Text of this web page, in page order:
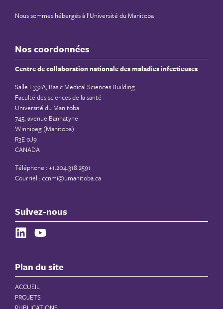
Nous sommes hébergés à l’Université du Manitoba
Nos coordonnées
Centre de collaboration nationale des maladies infectieuses
Salle L332A, Basic Medical Sciences Building
Faculté des sciences de la santé
Université du Manitoba
745, avenue Bannatyne
Winnipeg (Manitoba)
R3E 0J9
CANADA
Téléphone : +1.204.318.2591
Courriel : ccnmi@umanitoba.ca
Suivez-nous
Plan du site
ACCUEIL
PROJETS